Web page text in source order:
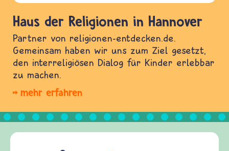
Haus der Religionen in Hannover
Partner von religionen-entdecken.de.
Gemeinsam haben wir uns zum Ziel gesetzt,
den interreligiösen Dialog für Kinder erlebbar
zu machen.
mehr erfahren